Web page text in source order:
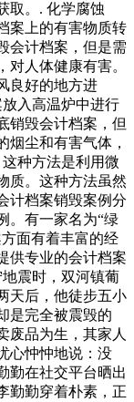
取。. 化学腐蚀
案上的有害物质转
会计档案，但是需
人体健康有害。
良好的地方进
入高温炉中进行
销毁会计档案，但
烟尘和有害气体，
种方法是利用微
质。这种方法虽然
计档案销毁案例分
。有一家名为“绿
面有着丰富的经
供专业的会计档案
震时，双河镇葡
天后，他徒步五小
是完全被震毁的
废品为生，其家人
心忡忡地说：没
勤在社交平台晒出
勤穿着朴素，正